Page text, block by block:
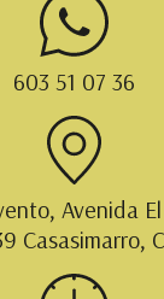
603 51 07 36
Avenida
Casasimarro,